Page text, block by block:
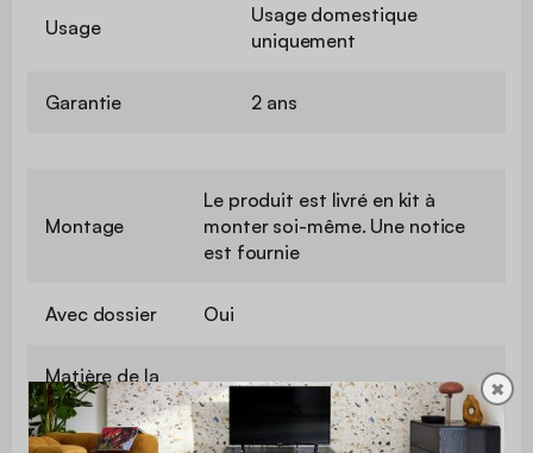
Usage
Usage domestique
uniquement
Garantie 2 ans
Montage
Le produit est livré en kit à
monter soi-même. Une notice
est fournie
Avec dossier Oui
Matière de la
structure
Métal ✖